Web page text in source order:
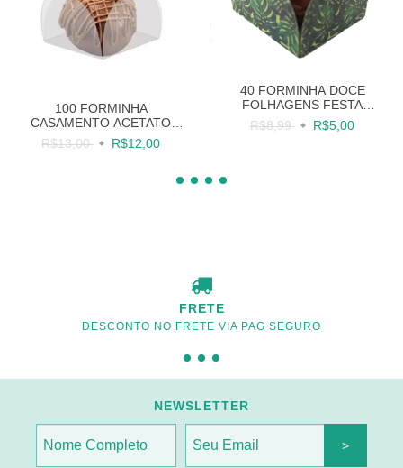
100 FORMINHA
CASAMENTO ACETATO
TRANSPARENTE DOCES
FESTAS
R$13,00 R$12,00
40 FORMINHA DOCE
FOLHAGENS FESTA
TROPICAL
R$8,99 R$5,00
FRETE
DESCONTO NO FRETE VIA PAG SEGURO
NEWSLETTER